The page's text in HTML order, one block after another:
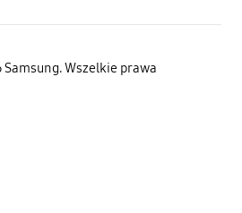
Wszelkie prawa